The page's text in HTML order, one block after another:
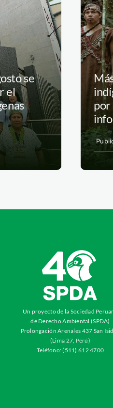
se
el
por
Un proyecto de la Sociedad
de Derecho Ambiental (SPDA)
Prolongación Arenales 437 San
(Lima 27, Perú)
Teléfono: (511) 612 4700